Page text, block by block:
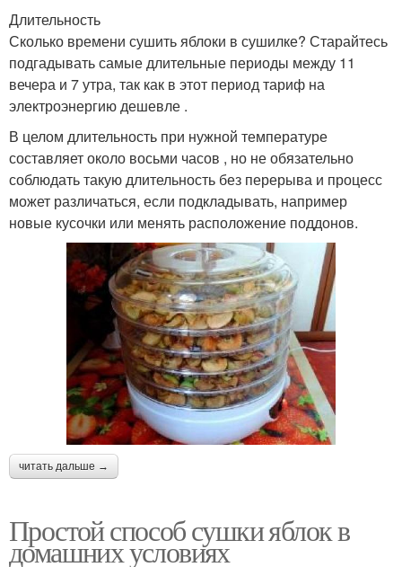
Длительность
Сколько времени сушить яблоки в сушилке? Старайтесь
подгадывать самые длительные периоды между 11
вечера и 7 утра, так как в этот период тариф на
электроэнергию дешевле .
В целом длительность при нужной температуре
составляет около восьми часов , но не обязательно
соблюдать такую длительность без перерыва и процесс
может различаться, если подкладывать, например
новые кусочки или менять расположение поддонов.
читать дальше →
Простой способ сушки яблок в
домашних условиях